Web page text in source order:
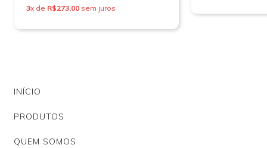
3x de R$273,00 sem juros
INÍCIO
PRODUTOS
QUEM SOMOS